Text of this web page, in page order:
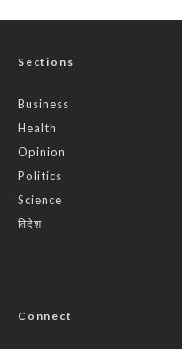
Sections
Business
Health
Opinion
Politics
Science
विदेश
Connect